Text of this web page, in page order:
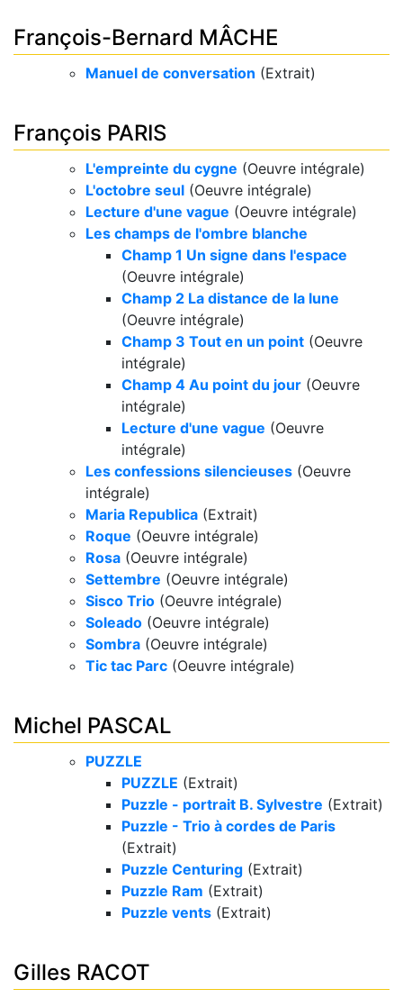
François-Bernard MÂCHE
Manuel de conversation (Extrait)
François PARIS
L'empreinte du cygne (Oeuvre intégrale)
L'octobre seul (Oeuvre intégrale)
Lecture d'une vague (Oeuvre intégrale)
Les champs de l'ombre blanche
Champ 1 Un signe dans l'espace
(Oeuvre intégrale)
Champ 2 La distance de la lune
(Oeuvre intégrale)
Champ 3 Tout en un point (Oeuvre
intégrale)
Champ 4 Au point du jour (Oeuvre
intégrale)
Lecture d'une vague (Oeuvre
intégrale)
Les confessions silencieuses (Oeuvre
intégrale)
Maria Republica (Extrait)
Roque (Oeuvre intégrale)
Rosa (Oeuvre intégrale)
Settembre (Oeuvre intégrale)
Sisco Trio (Oeuvre intégrale)
Soleado (Oeuvre intégrale)
Sombra (Oeuvre intégrale)
Tic tac Parc (Oeuvre intégrale)
Michel PASCAL
PUZZLE
PUZZLE (Extrait)
Puzzle - portrait B. Sylvestre (Extrait)
Puzzle - Trio à cordes de Paris
(Extrait)
Puzzle Centuring (Extrait)
Puzzle Ram (Extrait)
Puzzle vents (Extrait)
Gilles RACOT